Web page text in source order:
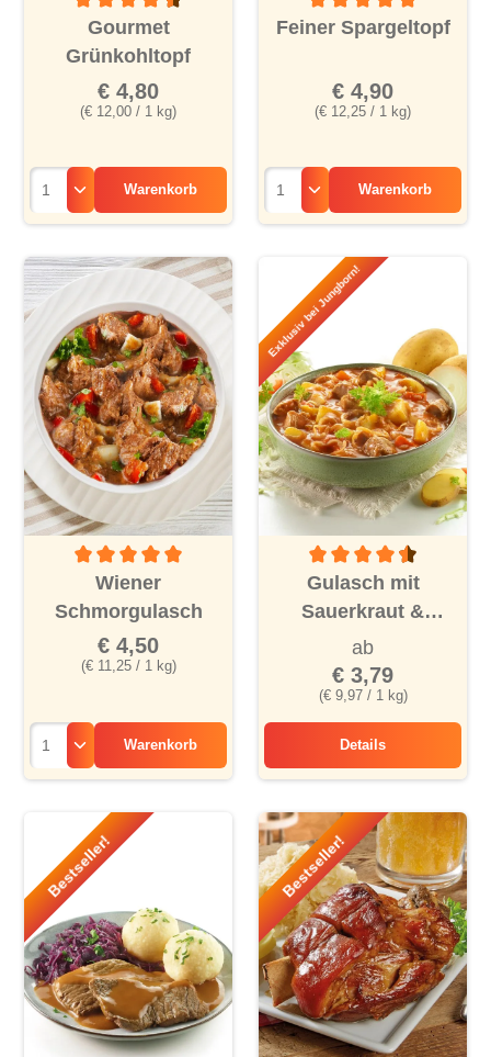
Durchschnittliche Bewertung von 4.4 von 5 Sternen
Gourmet
Grünkohltopf
(€ 12,00 / 1 kg)
€ 4,80
Warenkorb
Durchschnittliche
Feiner Spargeltopf
(€ 12,25 / 1 kg)
€ 4,90
Warenkorb
Durchschnittliche Bewertung von 5 von 5 Sternen
Wiener
Schmorgulasch
(€ 11,25 / 1 kg)
€ 4,50
Warenkorb
Exklusiv bei Jungborn!
Durchschnittliche
Gulasch mit
Sauerkraut &
Kartoffeln
(€ 9,97 / 1 kg)
ab
€ 3,79
Details
Gulasch mit
Bestseller! Bestseller!